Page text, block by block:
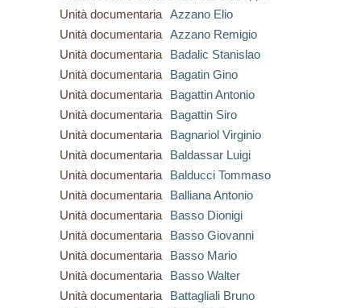
Unità documentaria Azzano Elio
Unità documentaria Azzano Remigio
Unità documentaria
Badalic Stanislao
Unità documentaria
Bagatin Gino
Unità documentaria
Bagattin Antonio
Unità documentaria
Bagattin Siro
Unità documentaria
Bagnariol Virginio
Unità documentaria
Baldassar Luigi
Unità documentaria
Balducci Tommaso
Unità documentaria
Balliana Antonio
Unità documentaria
Basso Dionigi
Unità documentaria
Basso Giovanni
Unità documentaria
Basso Mario
Unità documentaria
Basso Walter
Unità documentaria
Battagliali Bruno